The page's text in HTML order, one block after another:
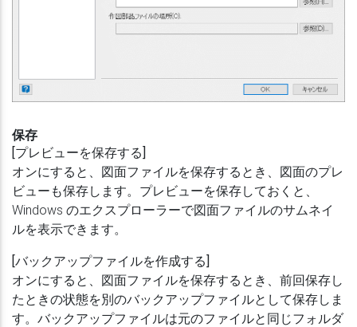
保存
[プレビューを保存する]
オンにすると、図面ファイルを保存するとき、図面のプレ
ビューも保存します。プレビューを保存しておくと、
Windows のエクスプローラーで図面ファイルのサムネイ
ルを表示できます。
[バックアップファイルを作成する]
オンにすると、図面ファイルを保存するとき、前回保存し
たときの状態を別のバックアップファイルとして保存しま
す。バックアップファイルは元のファイルと同じフォルダ